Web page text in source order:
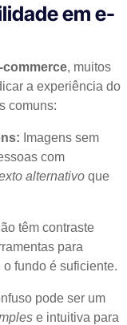
em e-
commerce, muitos
a experiência do
comuns:
Imagens sem
com
alternativo que
têm contraste
para
fundo é suficiente.
pode ser um
e intuitiva para